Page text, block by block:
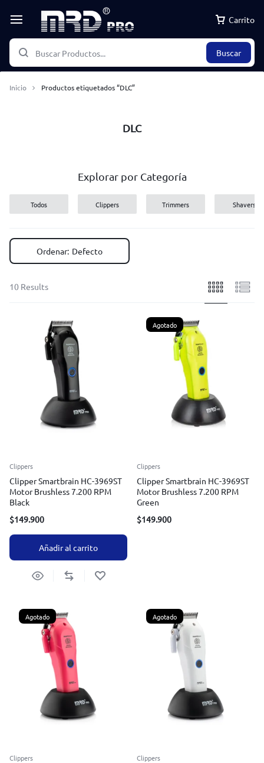
Carrito
Buscar
Inicio Productos etiquetados “DLC”
DLC
Explorar por Categoría
Todos Clippers Trimmers Shavers
Ordenar: Defecto
10 Results
Clippers
Clipper Smartbrain HC-3969ST
Motor Brushless 7.200 RPM
Black
$149.900
Añadir al carrito
Agotado
Clippers
Clipper Smartbrain HC-3969ST
Motor Brushless 7.200 RPM
Green
$149.900
Agotado
Clippers
Agotado
Clippers